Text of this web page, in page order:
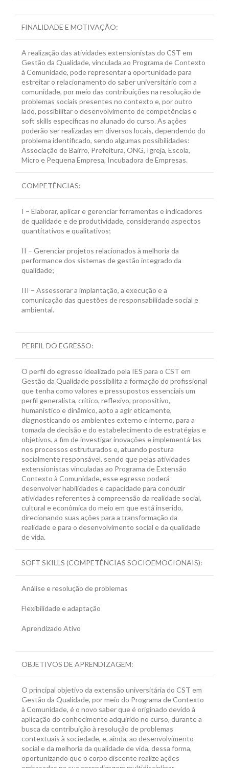
FINALIDADE E MOTIVAÇÃO:
A realização das atividades extensionistas do CST em
Gestão da Qualidade, vinculada ao Programa de Contexto
à Comunidade, pode representar a oportunidade para
estreitar o relacionamento do saber universitário com a
comunidade, por meio das contribuições na resolução de
problemas sociais presentes no contexto e, por outro
lado, possibilitar o desenvolvimento de competências e
soft skills específicas no alunado do curso. As ações
poderão ser realizadas em diversos locais, dependendo do
problema identificado, sendo algumas possibilidades:
Associação de Bairro, Prefeitura, ONG, Igreja, Escola,
Micro e Pequena Empresa, Incubadora de Empresas.
COMPETÊNCIAS:
I – Elaborar, aplicar e gerenciar ferramentas e indicadores
de qualidade e de produtividade, considerando aspectos
quantitativos e qualitativos;
II – Gerenciar projetos relacionados à melhoria da
performance dos sistemas de gestão integrado da
qualidade;
III – Assessorar a implantação, a execução e a
comunicação das questões de responsabilidade social e
ambiental.
PERFIL DO EGRESSO:
O perfil do egresso idealizado pela IES para o CST em
Gestão da Qualidade possibilita a formação do profissional
que tenha como valores e pressupostos essenciais um
perfil generalista, crítico, reflexivo, propositivo,
humanístico e dinâmico, apto a agir eticamente,
diagnosticando os ambientes externo e interno, para a
tomada de decisão e do estabelecimento de estratégias e
objetivos, a fim de investigar inovações e implementá-las
nos processos estruturados e, atuando postura
socialmente responsável, sendo que pelas atividades
extensionistas vinculadas ao Programa de Extensão
Contexto à Comunidade, esse egresso poderá
desenvolver habilidades e capacidade para conduzir
atividades referentes à compreensão da realidade social,
cultural e econômica do meio em que está inserido,
direcionando suas ações para a transformação da
realidade e para o desenvolvimento social e da qualidade
de vida.
SOFT SKILLS (COMPETÊNCIAS SOCIOEMOCIONAIS):
Análise e resolução de problemas
Flexibilidade e adaptação
Aprendizado Ativo
OBJETIVOS DE APRENDIZAGEM:
O principal objetivo da extensão universitária do CST em
Gestão da Qualidade, por meio do Programa de Contexto
à Comunidade, é o novo saber que é originado devido à
aplicação do conhecimento adquirido no curso, durante a
busca da contribuição à resolução de problemas
contextuais à sociedade, e, ainda, ao desenvolvimento
social e da melhoria da qualidade de vida, dessa forma,
oportunizando que o corpo discente realize ações